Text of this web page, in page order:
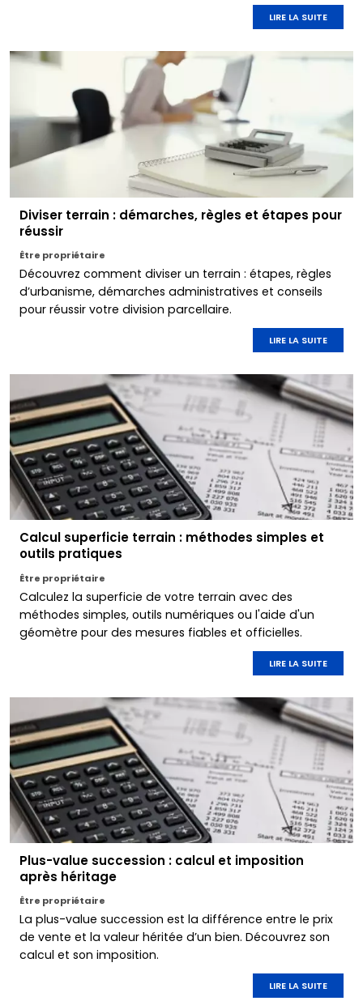
LIRE LA SUITE
Diviser terrain : démarches, règles et étapes pour
réussir
Être propriétaire
Découvrez comment diviser un terrain : étapes, règles
d’urbanisme, démarches administratives et conseils
pour réussir votre division parcellaire.
LIRE LA SUITE
Calcul superficie terrain : méthodes simples et
outils pratiques
Être propriétaire
Calculez la superficie de votre terrain avec des
méthodes simples, outils numériques ou l'aide d'un
géomètre pour des mesures fiables et officielles.
LIRE LA SUITE
Plus-value succession : calcul et imposition
après héritage
Être propriétaire
La plus-value succession est la différence entre le prix
de vente et la valeur héritée d’un bien. Découvrez son
calcul et son imposition.
LIRE LA SUITE